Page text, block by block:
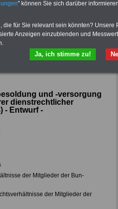
Dienst auf dem Laufenden: auch ein
OnlineService bietet 10 Bücher und
eBooks zum herunterladen, lesen
und ausdrucken
und -versorgung
dienstrechtlicher
- Entwurf -
der Mitglieder der Bun-
der Mitglieder der
" können Sie sich darüber
für Sie relevant sein könnten? Unsere
Anzeigen einzublenden und
Ja, ich stimme zu!